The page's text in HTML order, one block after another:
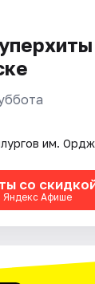
им.
со
Яндекс Афише